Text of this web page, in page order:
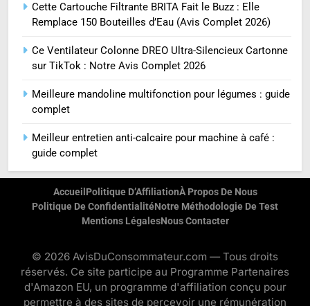
Cette Cartouche Filtrante BRITA Fait le Buzz : Elle
Remplace 150 Bouteilles d’Eau (Avis Complet 2026)
Ce Ventilateur Colonne DREO Ultra-Silencieux Cartonne
sur TikTok : Notre Avis Complet 2026
Meilleure mandoline multifonction pour légumes : guide
complet
Meilleur entretien anti-calcaire pour machine à café :
guide complet
Accueil Politique D’AffiliationÀ Propos De Nous
Politique De ConfidentialitéNotre Méthodologie De Test
Mentions LégalesNous Contacter
© 2026 AvisDuConsommateur.com — Tous droits
réservés. Ce site participe au Programme Partenaires
d'Amazon EU, un programme d'affiliation conçu pour
permettre à des sites de percevoir une rémunération